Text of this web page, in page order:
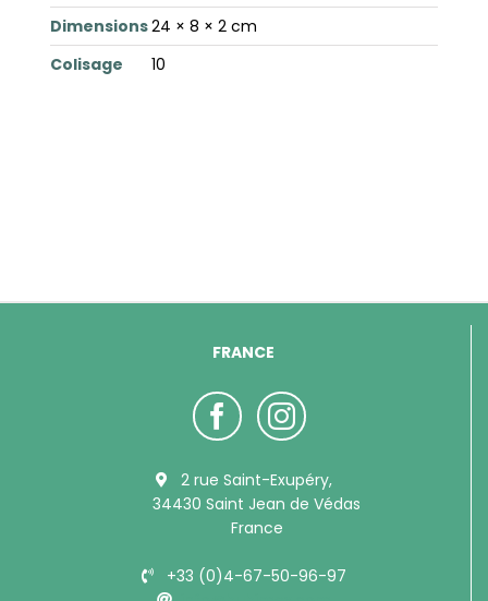
Dimensions24 × 8 × 2 cm
Colisage
10
FRANCE
2 rue Saint-Exupéry,
34430 Saint Jean de Védas
France
+33 (0)4-67-50-96-97